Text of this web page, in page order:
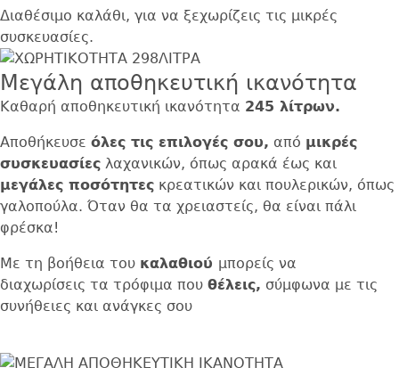
Διαθέσιμο καλάθι, για να ξεχωρίζεις τις μικρές
συσκευασίες.
Μεγάλη αποθηκευτική ικανότητα
Καθαρή αποθηκευτική ικανότητα 245 λίτρων.
Αποθήκευσε όλες τις επιλογές σου, από μικρές
συσκευασίες λαχανικών, όπως αρακά έως και
μεγάλες ποσότητες κρεατικών και πουλερικών, όπως
γαλοπούλα. Όταν θα τα χρειαστείς, θα είναι πάλι
φρέσκα!
Με τη βοήθεια του καλαθιού μπορείς να
διαχωρίσεις τα τρόφιμα που θέλεις, σύμφωνα με τις
συνήθειες και ανάγκες σου